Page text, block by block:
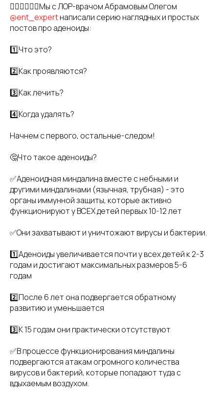
👩🏼‍⚕️👨🏻‍⚕️Мы с ЛОР-врачом Абрамовым Олегом
@ent_expertнаписали серию наглядных и простых
постов про аденоиды:
1️⃣Что это?
2️⃣Как проявляются?
3️⃣Как лечить?
4️⃣Когда удалять?
Начнем с первого, остальные-следом!
🤔Что такое аденоиды?
✅Аденоидная миндалина вместе с небными и
другими миндалинами (язычная, трубная) - это
органы иммунной защиты, которые активно
функционируют у ВСЕХ детей первых 10-12 лет
✅Они захватывают и уничтожают вирусы и бактерии.
1️⃣Аденоиды увеличивается почти у всех детей к 2-3
годам и достигают максимальных размеров 5-6
годам
2️⃣После 6 лет она подвергается обратному
развитию и уменьшается
3️⃣К 15 годам они практически отсутствуют
✅В процессе функционирования миндалины
подвергаются атакам огромного количества
вирусов и бактерий, которые попадают туда с
вдыхаемым воздухом.